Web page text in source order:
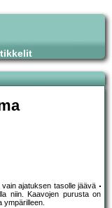
ajatuksen tasolle jäävä
niin. Kaavojen purusta on
ympärilleen.